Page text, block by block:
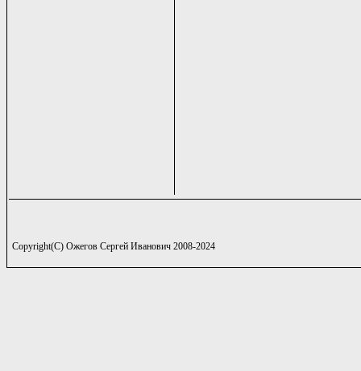
Copyright(C) Ожегов Сергей Иванович 2008-2024